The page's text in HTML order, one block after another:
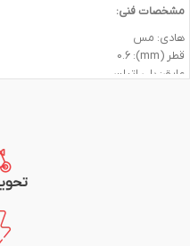
مشخصات فنی:
هادی: مس
قطر (mm): 0.6
عایق: پلی اتیلن